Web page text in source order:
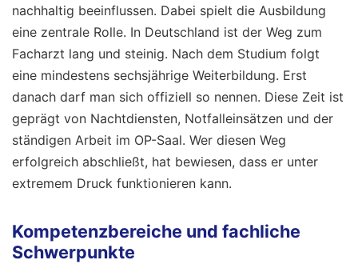
nachhaltig beeinflussen. Dabei spielt die Ausbildung
eine zentrale Rolle. In Deutschland ist der Weg zum
Facharzt lang und steinig. Nach dem Studium folgt
eine mindestens sechsjährige Weiterbildung. Erst
danach darf man sich offiziell so nennen. Diese Zeit ist
geprägt von Nachtdiensten, Notfalleinsätzen und der
ständigen Arbeit im OP-Saal. Wer diesen Weg
erfolgreich abschließt, hat bewiesen, dass er unter
extremem Druck funktionieren kann.
Kompetenzbereiche und fachliche
Schwerpunkte